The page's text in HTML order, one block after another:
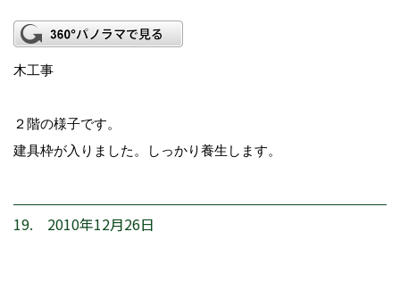
木工事
２階の様子です。
建具枠が入りました。しっかり養生します。
19. 2010年12月26日